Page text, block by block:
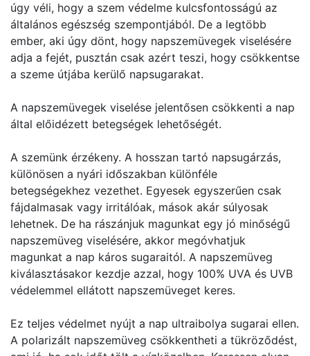
úgy véli, hogy a szem védelme kulcsfontosságú az
általános egészség szempontjából. De a legtöbb
ember, aki úgy dönt, hogy napszemüvegek viselésére
adja a fejét, pusztán csak azért teszi, hogy csökkentse
a szeme útjába kerülő napsugarakat.
A napszemüvegek viselése jelentősen csökkenti a nap
által előidézett betegségek lehetőségét.
A szemünk érzékeny. A hosszan tartó napsugárzás,
különösen a nyári időszakban különféle
betegségekhez vezethet. Egyesek egyszerűen csak
fájdalmasak vagy irritálóak, mások akár súlyosak
lehetnek. De ha rászánjuk magunkat egy jó minőségű
napszemüveg viselésére, akkor megóvhatjuk
magunkat a nap káros sugaraitól. A napszemüveg
kiválasztásakor kezdje azzal, hogy 100% UVA és UVB
védelemmel ellátott napszemüveget keres.
Ez teljes védelmet nyújt a nap ultraibolya sugarai ellen.
A polarizált napszemüveg csökkentheti a tükröződést,